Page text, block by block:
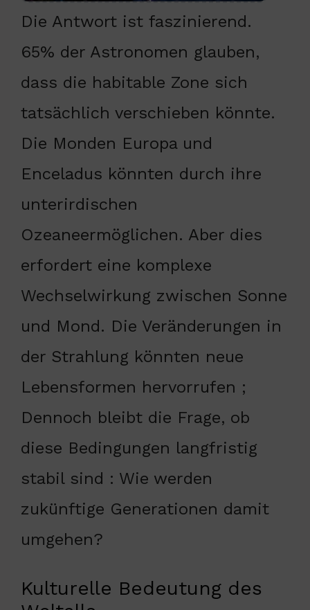
Die Antwort ist faszinierend.
65% der Astronomen glauben,
dass die habitable Zone sich
tatsächlich verschieben könnte.
Die Monden Europa und
Enceladus könnten durch ihre
unterirdischen
Ozeaneermöglichen. Aber dies
erfordert eine komplexe
Wechselwirkung zwischen Sonne
und Mond. Die Veränderungen in
der Strahlung könnten neue
Lebensformen hervorrufen ;
Dennoch bleibt die Frage, ob
diese Bedingungen langfristig
stabil sind : Wie werden
zukünftige Generationen damit
umgehen?
Kulturelle Bedeutung des